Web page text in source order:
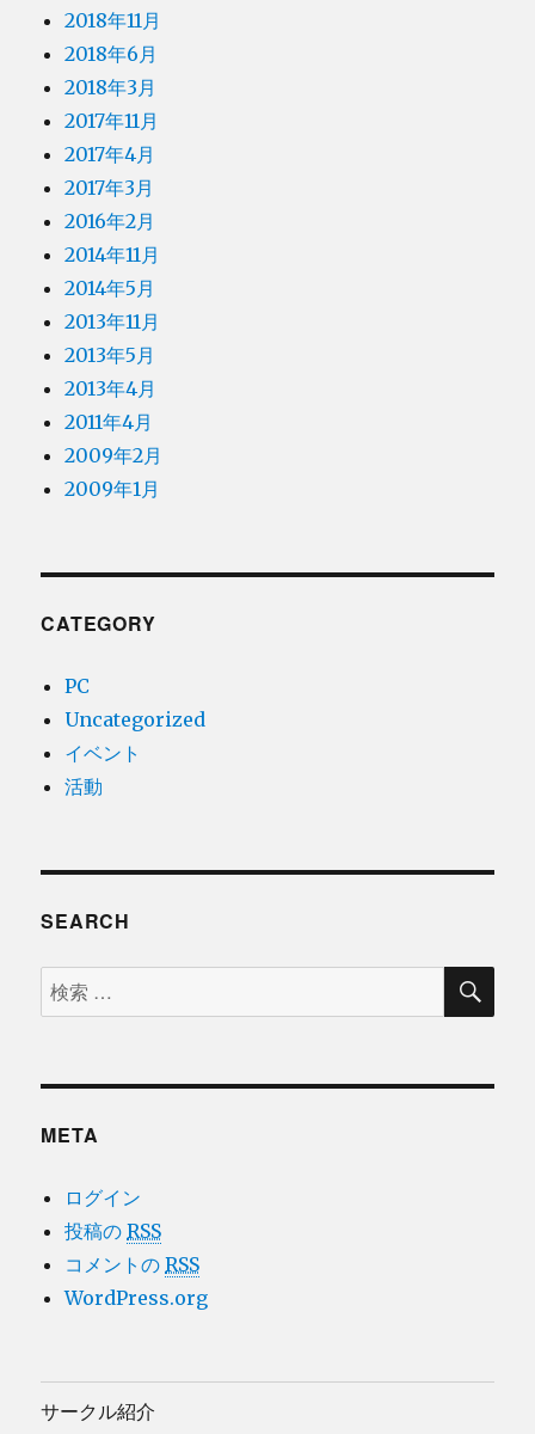
2018年11月
2018年6月
2018年3月
2017年11月
2017年4月
2017年3月
2016年2月
2014年11月
2014年5月
2013年11月
2013年5月
2013年4月
2011年4月
2009年2月
2009年1月
CATEGORY
PC
Uncategorized
イベント
活動
SEARCH
検
索
象:
検
META
ログイン
投稿のRSS
コメントのRSS
WordPress.org
サークル紹介